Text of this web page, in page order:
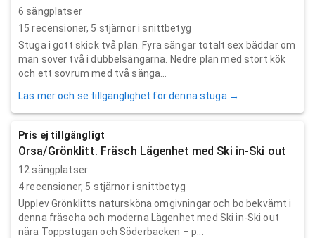
6 sängplatser
15 recensioner, 5 stjärnor i snittbetyg
Stuga i gott skick två plan. Fyra sängar totalt sex bäddar om
man sover två i dubbelsängarna. Nedre plan med stort kök
och ett sovrum med två sänga...
Läs mer och se tillgänglighet för denna stuga →
Pris ej tillgängligt
Orsa/Grönklitt. Fräsch Lägenhet med Ski in-Ski out
12 sängplatser
4recensioner, 5 stjärnor i snittbetyg
Upplev Grönklitts natursköna omgivningar och bo bekvämt i
denna fräscha och moderna Lägenhet med Ski in-Ski out
nära Toppstugan och Söderbacken – p...